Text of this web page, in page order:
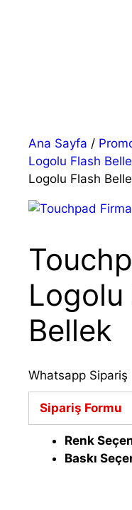
Ana Sayfa /
Logolu Flash
Logolu Flash
Logolu
Bellek
Whatsapp Sipariş
Sipariş Formu
Renk
Baskı